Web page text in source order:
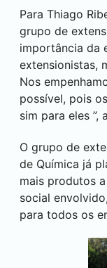
Para Thiago
grupo de
importância da
extensionistas,
Nos
possível, pois
sim para eles ”,
O grupo de
de Química já
mais produtos
social
para todos os